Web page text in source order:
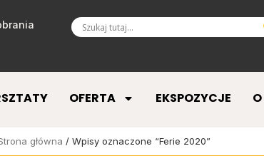
OFERTA EKSPOZYCJE
główna / Wpisy oznaczone “Ferie 2020”